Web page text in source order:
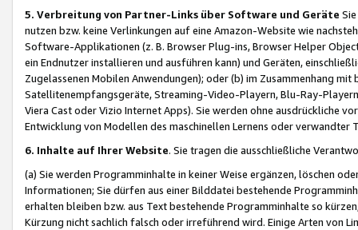
5. Verbreitung von Partner-Links über Software und Geräte
nutzen bzw. keine Verlinkungen auf eine Amazon-Website wie
Software-Applikationen (z. B. Browser Plug-ins, Browser Helper
ein Endnutzer installieren und ausführen kann) und Geräten,
Zugelassenen Mobilen Anwendungen); oder (b) im Zusammenhang
Satellitenempfangsgeräte, Streaming-Video-Playern, Blu-Ray-
Viera Cast oder Vizio Internet Apps). Sie werden ohne ausdrückliche
Entwicklung von Modellen des maschinellen Lernens oder
6. Inhalte auf Ihrer Website. Sie tragen die ausschließliche
(a) Sie werden Programminhalte in keiner Weise ergänzen, löschen
Informationen; Sie dürfen aus einer Bilddatei bestehende
erhalten bleiben bzw. aus Text bestehende Programminhalte so
Kürzung nicht sachlich falsch oder irreführend wird. Einige Arten von